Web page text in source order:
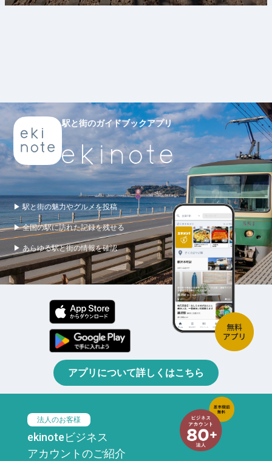
駅と街のガイドブックアプリ
▶ 駅と街の魅力やグルメを投稿
▶ 全国の駅に訪れた記録を残せる
▶ あらゆる駅と街の情報を確認
アプリについて詳しくはこちら
法人のお客様
ekinoteビジネス
アカウントのご紹介